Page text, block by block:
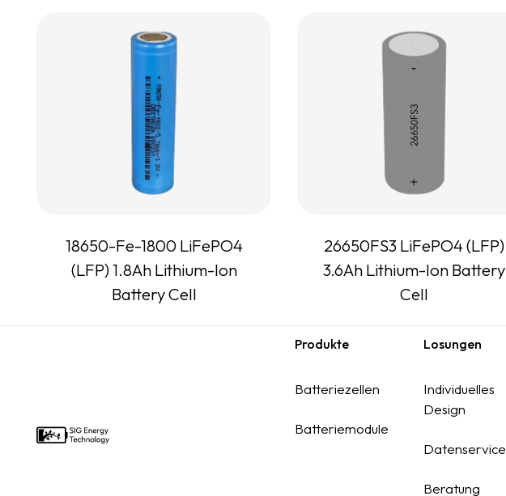
18650-Fe-1800 LiFePO4
(LFP) 1.8Ah Lithium-Ion
Battery Cell
26650FS3 LiFePO4 (LFP)
3.6Ah Lithium-Ion Battery
Cell
Produkte
Batteriezellen
Batteriemodule
Losungen
Individuelles
Design
Datenservice
Beratung